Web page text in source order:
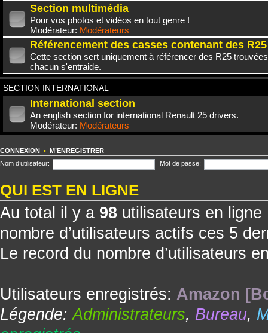
Section multimédia
Pour vos photos et vidéos en tout genre !
Modérateur: Modérateurs
Référencement des casses contenant des R25
Cette section sert uniquement à référencer des R25
chacun s'entraide.
SECTION INTERNATIONAL
International section
An english section for international Renault 25 drivers.
Modérateur: Modérateurs
CONNEXION • M’ENREGISTRER
Nom d’utilisateur:
Mot de passe:
QUI EST EN LIGNE
Au total il y a 98 utilisateurs en
nombre d’utilisateurs actifs ces 5
Le record du nombre d’utilisateurs
Utilisateurs enregistrés: Amazon
Légende:Administrateurs, Bureau,